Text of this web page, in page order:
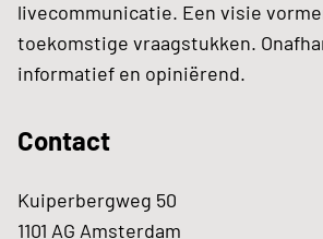
livecommunicatie. Een visie
toekomstige vraagstukken.
informatief en opiniërend.
Contact
Kuiperbergweg 50
1101 AG Amsterdam